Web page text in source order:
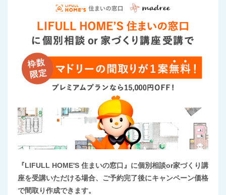
『LIFULL HOME'S 住まいの窓口』に個別相談or家づくり講
座を受講いただける場合、ご予約完了後にキャンペーン価格
で間取り作成できます。